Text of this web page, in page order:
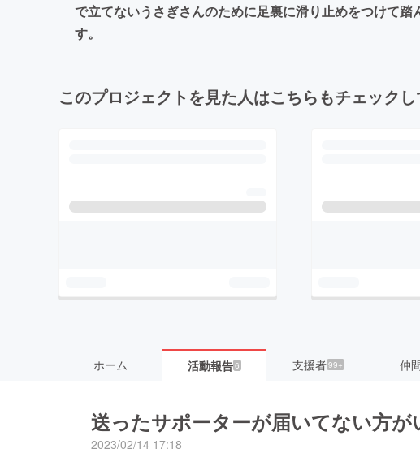
で立てないうさぎさんのために足裏に滑り止めをつけて
す。
このプロジェクトを見た人はこちらもチェック
ホーム 活動報告6 支援者99+ 仲
送ったサポーターが届いてない方
2023/02/14 17:18